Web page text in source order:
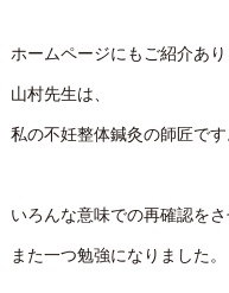
ホームページにもご紹介あ
山村先生は、
私の不妊整体鍼灸の師匠です
いろんな意味での再確認を
また一つ勉強になりました。